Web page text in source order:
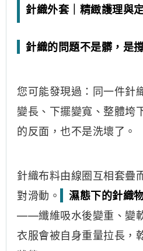
針織外套｜精緻護理與
針織的問題不是髒，是
您可能發現過：同一件針
變長、下擺變寬、整體垮
的反面，也不是洗壞了。
針織布料由線圈互相套疊
對滑動。
濕態下的針織
——纖維吸水後變重、變
衣服會被自身重量拉長，